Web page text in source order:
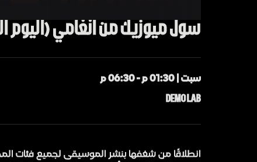
سول ميوزيك من أنغامي (اليوم
سبت | 01:30 م - 06:30 م
DEMO LAB
انطلاقًا من شغفها بنشر الموسيقى لجميع فئات